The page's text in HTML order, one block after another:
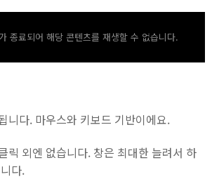
종료되어 해당 콘텐츠를 재생할 수 없습니다.
니다. 마우스와 키보드 기반이에요.
릭 외엔 없습니다. 창은 최대한 늘려서 하
다.